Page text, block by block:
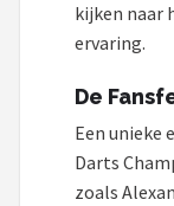
kijken naar
ervaring.
De
Een unieke
Darts
zoals